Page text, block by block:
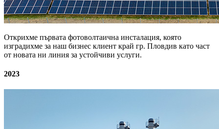
Открихме първата фотоволтаична инсталация, която
изградихме за наш бизнес клиент край гр. Пловдив като част
от новата ни линия за устойчиви услуги.
2023